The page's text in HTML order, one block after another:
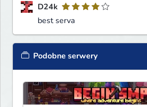
D24k
best serva
Podobne serwery